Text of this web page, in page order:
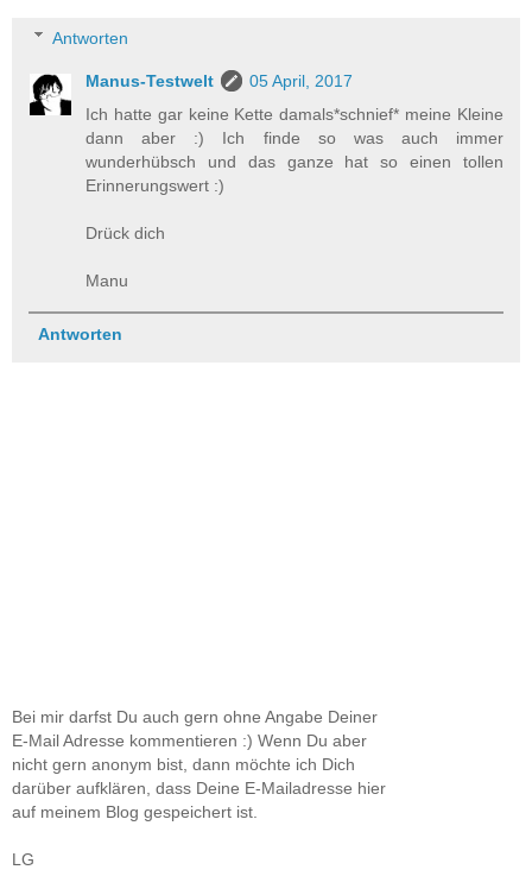
Antworten
Manus-Testwelt
05 April, 2017
Ich hatte gar keine Kette damals*schnief* meine Kleine
dann aber :) Ich finde so was auch immer
wunderhübsch und das ganze hat so einen tollen
Erinnerungswert :)
Drück dich
Manu
Antworten
Bei mir darfst Du auch gern ohne Angabe Deiner
E-Mail Adresse kommentieren :) Wenn Du aber
nicht gern anonym bist, dann möchte ich Dich
darüber aufklären, dass Deine E-Mailadresse hier
auf meinem Blog gespeichert ist.
LG